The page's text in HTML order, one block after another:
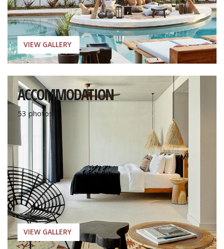
CONTACT
MAKE A REQUEST
CAREERS
VIEW GALLERY
ACCOMMODATION
53 photos
VIEW GALLERY